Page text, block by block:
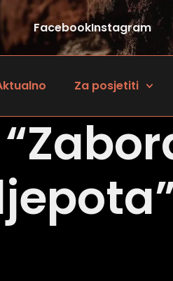
FacebookInstagram
Za posjetiti